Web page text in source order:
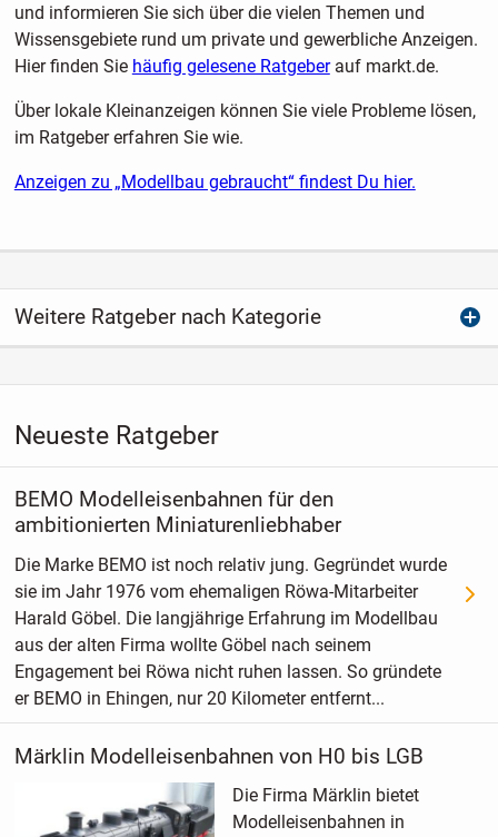
und informieren Sie sich über die vielen Themen und
Wissensgebiete rund um private und gewerbliche Anzeigen.
Hier finden Sie häufig gelesene Ratgeberauf markt.de.
Über lokale Kleinanzeigen können Sie viele Probleme lösen,
im Ratgeber erfahren Sie wie.
Anzeigen zu „Modellbau gebraucht“ findest Du hier.
Weitere Ratgeber nach Kategorie
Neueste Ratgeber
BEMO Modelleisenbahnen für den
ambitionierten Miniaturenliebhaber
Die Marke BEMO ist noch relativ jung. Gegründet wurde
sie im Jahr 1976 vom ehemaligen Röwa-Mitarbeiter
Harald Göbel. Die langjährige Erfahrung im Modellbau
aus der alten Firma wollte Göbel nach seinem
Engagement bei Röwa nicht ruhen lassen. So gründete
er BEMO in Ehingen, nur 20 Kilometer entfernt...
Märklin Modelleisenbahnen von H0 bis LGB
Die Firma Märklin bietet
Modelleisenbahnen in